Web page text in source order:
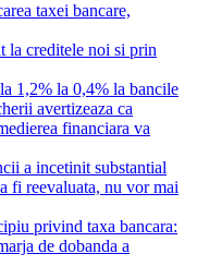
taxei bancare,
la creditele noi si prin
1,2% la 0,4% la bancile
avertizeaza ca
financiara va
a incetinit substantial
fi reevaluata, nu vor mai
privind taxa bancara:
de dobanda a